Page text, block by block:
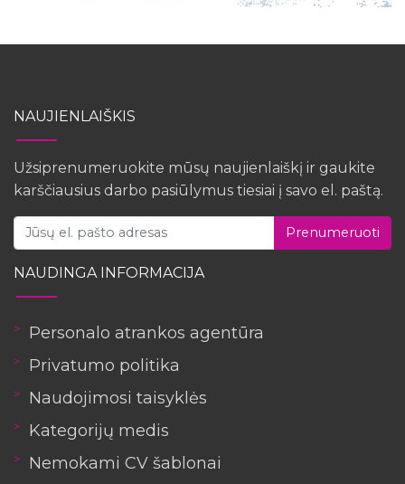
NAUJIENLAIŠKIS
Užsiprenumeruokite mūsų naujienlaiškį ir gaukite
karščiausius darbo pasiūlymus tiesiai į savo el. paštą.
Prenumeruoti
NAUDINGA INFORMACIJA
Personalo atrankos agentūra
Privatumo politika
Naudojimosi taisyklės
Kategorijų medis
Nemokami CV šablonai